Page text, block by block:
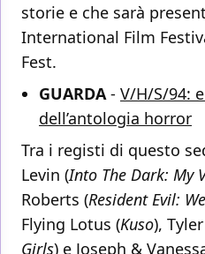
storie e che sarà
International Film
Fest.
GUARDA- V/H/S/94:
dell’antologia horror
Tra i registi di questo
Levin (Into The Dark: My
Roberts (Resident Evil:
Flying Lotus (Kuso),
Girls) e Joseph &